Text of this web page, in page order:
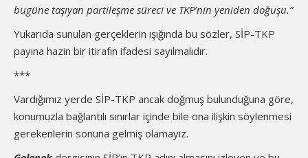
bugüne taşıyan partileşme süreci ve TKP’nin yeniden doğuşu.”
Yukarıda sunulan gerçeklerin ışığında bu sözler, SİP-TKP
payına hazin bir itirafın ifadesi sayılmalıdır.
***
Vardığımız yerde SİP-TKP ancak doğmuş bulunduğuna göre,
konumuzla bağlantılı sınırlar içinde bile ona ilişkin söylenmesi
gerekenlerin sonuna gelmiş olamayız.